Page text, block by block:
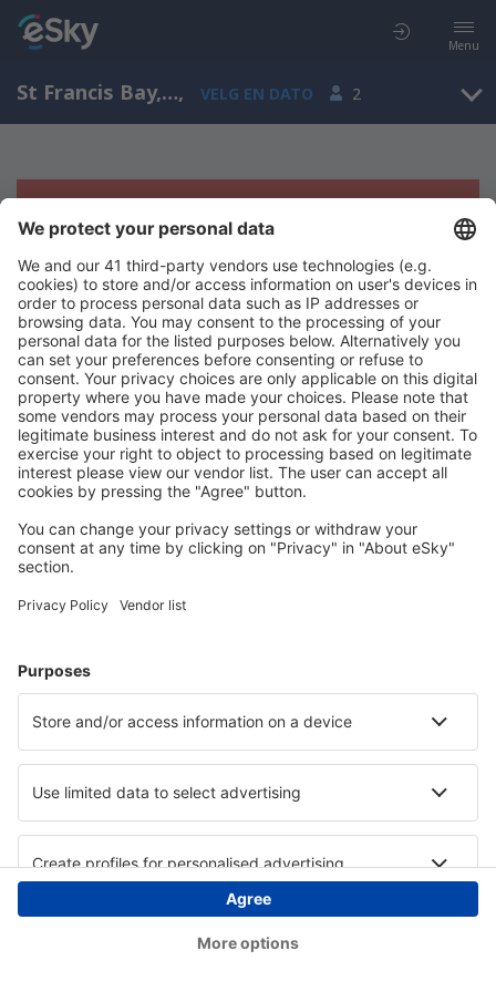
Menu
St Francis Bay, Eastern Cape, Republikken Sør-Afrika, VELG EN DATO 2
Beklager, søket ga ingen resultater
Prøv å søk etter andre kriterier
Copyright © eSkyTravel.no. Alle rettigheter forbeholdt.